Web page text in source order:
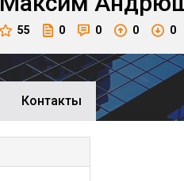
55 0 0 0 0
Контакты